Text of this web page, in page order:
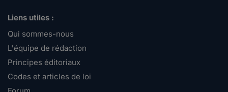
Liens utiles :
Qui sommes-nous
L'équipe de rédaction
Principes éditoriaux
Codes et articles de loi